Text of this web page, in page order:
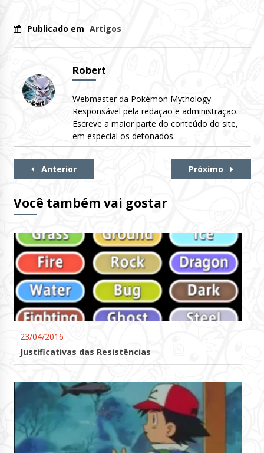
Publicado em Artigos
Robert
Webmaster da Pokémon Mythology.
Responsável pela redação e administração.
Escreve a maior parte do conteúdo do site,
em especial os detonados.
Continue
Anterior Próximo
Você também vai gostar
23/04/2016
Justificativas das Resistências